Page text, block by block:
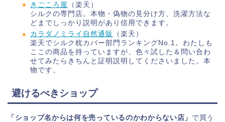
きごころ屋
（楽天）
シルクの専門店。本物・偽物の見分け方、洗濯方法な
どまでしっかり説明があり信用できます。
カラダノミライ自然通販
（楽天）
楽天でシルク枕カバー部門ランキングNo.1。わたしも
ここの商品を持っていますが、色々試した＆問い合わ
せてみたらきちんと証明説明してくださいました。本
物です。
避けるべきショップ
「ショップ名からは何を売っているのかわからない店」 で買う